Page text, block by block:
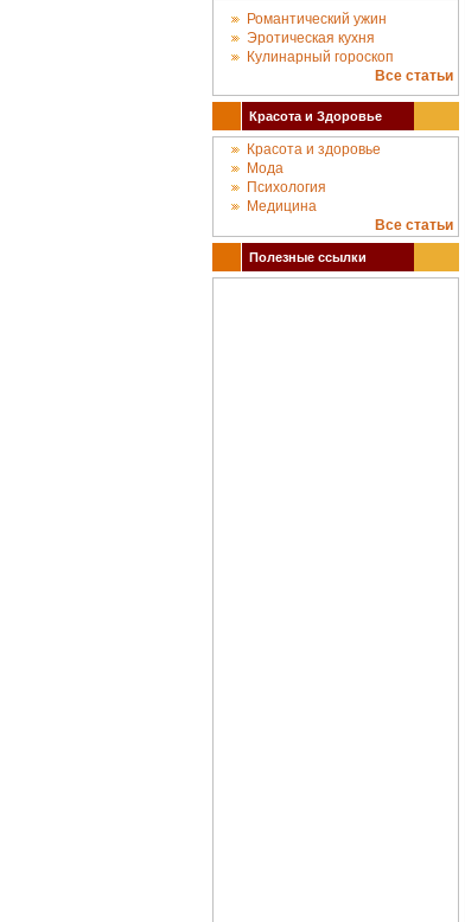
Романтический ужин
Эротическая кухня
Кулинарный гороскоп
Все статьи
Красота и Здоровье
Красота и здоровье
Мода
Психология
Медицина
Все статьи
Полезные ссылки